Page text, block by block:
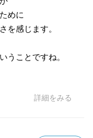
めに
を感じます。
うことですね。
詳細をみる